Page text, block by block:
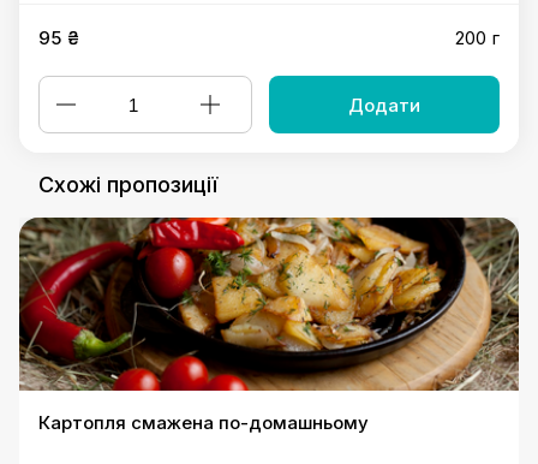
95 ₴ 200 г
Додати
Схожі пропозиції
Картопля смажена по-домашньому